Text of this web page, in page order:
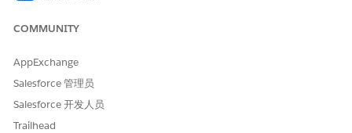
如果贵组织的其他数据工具包已包含与新数据工具包中的组件同名
含重复组件的数据工具包。
如果您由于依赖性而无法删除数据工具包，您需要手动创建所需的
型对象。
COMMUNITY
AppExchange
Salesforce 管理员
Salesforce 开发人员
Trailhead